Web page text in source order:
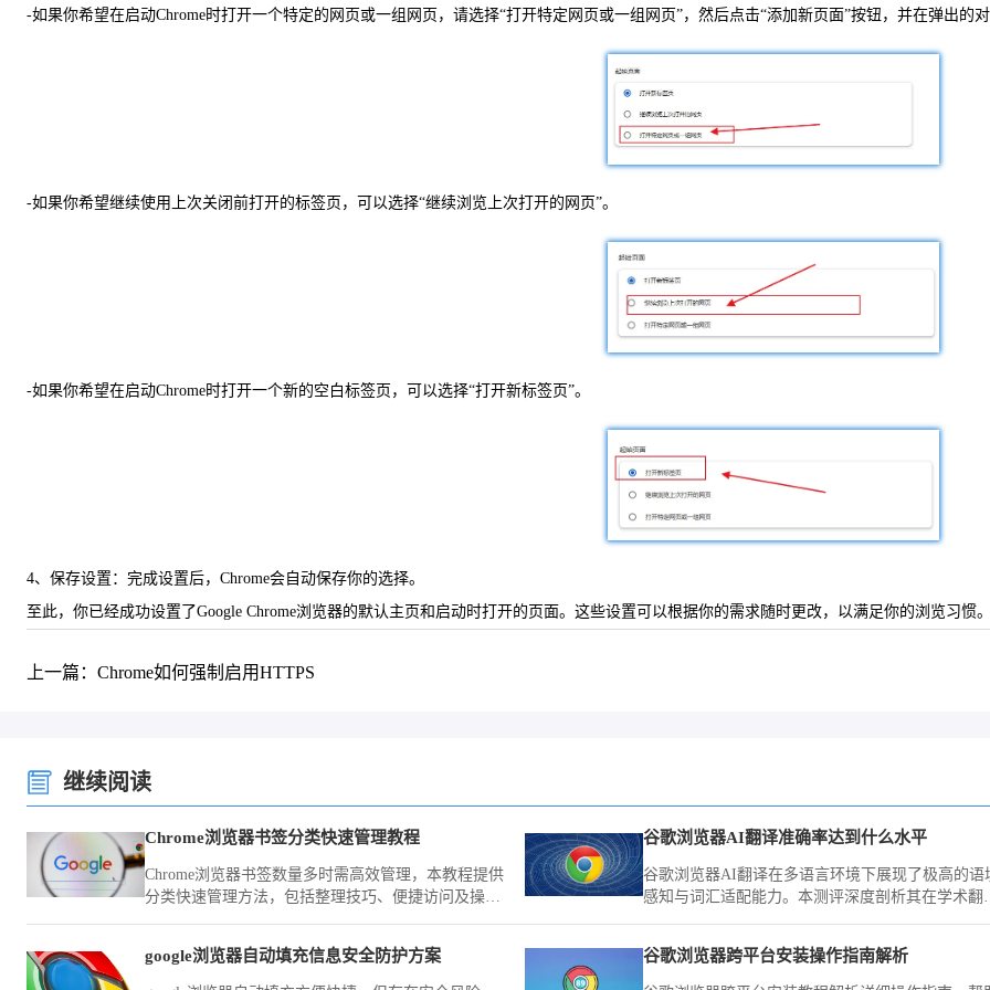
-如果你希望在启动Chrome时打开一个特定的网页或一组网页，请选择“打开特定网页或一组网页”，然后点击“添加新页面”按钮，并在弹出的
-如果你希望继续使用上次关闭前打开的标签页，可以选择“继续浏览上次打开的网页”。
-如果你希望在启动Chrome时打开一个新的空白标签页，可以选择“打开新标签页”。
4、保存设置：完成设置后，Chrome会自动保存你的选择。
至此，你已经成功设置了Google Chrome浏览器的默认主页和启动时打开的页面。这些设置可以根据你的需求随时更改，以满足你的浏览习惯。
上一篇：Chrome如何强制启用HTTPS
继续阅读
Chrome浏览器书签分类快速管理教程
Chrome浏览器书签数量多时需高效管理，本教程提供
分类快速管理方法，包括整理技巧、便捷访问及操作
谷歌浏览器AI翻译准确率达到什么水平
谷歌浏览器AI翻译在多语言环境下展现了极高的语
感知与词汇适配能力。本测评深度剖析其在学术翻
google浏览器自动填充信息安全防护方案 谷歌浏览器跨平台安装操作指南解析